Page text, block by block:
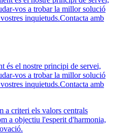
és el nostre principi de servei,
vos a trobar la millor solució
inquietuds.Contacta amb